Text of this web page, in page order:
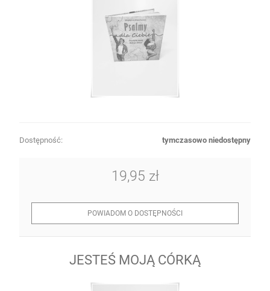
Dostępność: tymczasowo niedostępny
19,95 zł
POWIADOM O DOSTĘPNOŚCI
JESTEŚ MOJĄ CÓRKĄ